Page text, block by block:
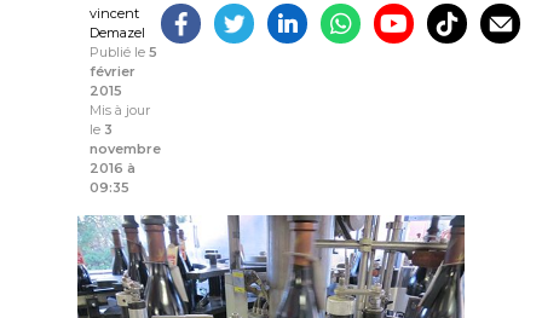
vincent
Demazel
Publié le 5
février
2015
Mis à jour
le 3
novembre
2016 à
09:35